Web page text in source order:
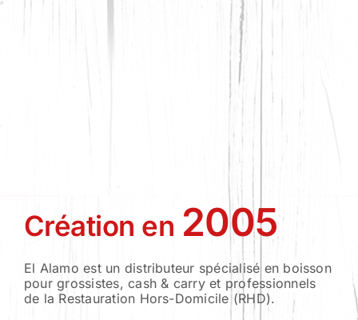
Création en 2005
El Alamo est un distributeur spécialisé en boisson
pour grossistes, cash & carry et professionnels
de la Restauration Hors-Domicile (RHD).